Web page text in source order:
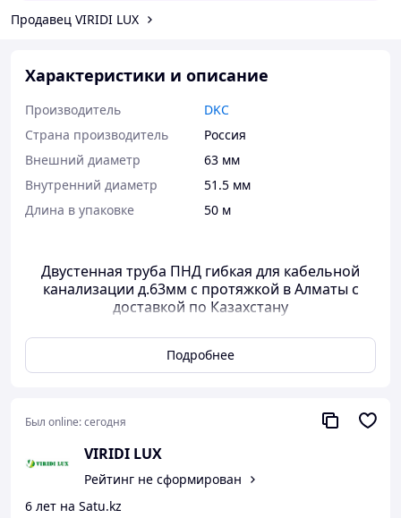
Продавец VIRIDI LUX
Характеристики и описание
Производитель
DKC
Страна производитель
Россия
Внешний диаметр
63 мм
Внутренний диаметр
51.5 мм
Длина в упаковке
50 м
Двустенная труба ПНД гибкая для кабельной
канализации д.63мм с протяжкой в Алматы с
доставкой по Казахстану
Двустенные гибкие электротехнические трубы могут
использоваться как для прокладки кабеля, так и для
организации ливневой организации. В первом случае
позволяет легко проложить кабель во внутреннем
пространстве трубы. Труба имеет высокую кольцевую
жесткость. Диаметр 63 мм, поставляется бухтами по 50
метров. Материал - ПНД.
Подробнее
Был online:сегодня
VIRIDI LUX
Рейтинг не сформирован
6 лет на Satu.kz